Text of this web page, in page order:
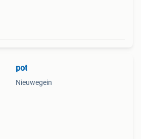
pot
Nieuwegein